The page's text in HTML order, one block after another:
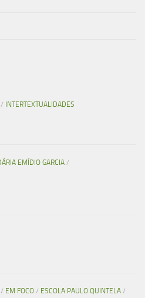
/ INTERTEXTUALIDADES
EMÍDIO GARCIA /
/ EM FOCO / ESCOLA PAULO QUINTELA /